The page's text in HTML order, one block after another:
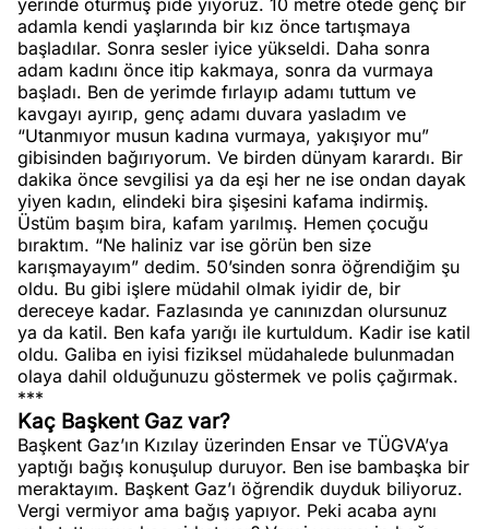
yerinde oturmuş pide yiyoruz. 10 metre ötede genç bir
adamla kendi yaşlarında bir kız önce tartışmaya
başladılar. Sonra sesler iyice yükseldi. Daha sonra
adam kadını önce itip kakmaya, sonra da vurmaya
başladı. Ben de yerimde fırlayıp adamı tuttum ve
kavgayı ayırıp, genç adamı duvara yasladım ve
“Utanmıyor musun kadına vurmaya, yakışıyor mu”
gibisinden bağırıyorum. Ve birden dünyam karardı. Bir
dakika önce sevgilisi ya da eşi her ne ise ondan dayak
yiyen kadın, elindeki bira şişesini kafama indirmiş.
Üstüm başım bira, kafam yarılmış. Hemen çocuğu
bıraktım. “Ne haliniz var ise görün ben size
karışmayayım” dedim. 50’sinden sonra öğrendiğim şu
oldu. Bu gibi işlere müdahil olmak iyidir de, bir
dereceye kadar. Fazlasında ye canınızdan olursunuz
ya da katil. Ben kafa yarığı ile kurtuldum. Kadir ise katil
oldu. Galiba en iyisi fiziksel müdahalede bulunmadan
olaya dahil olduğunuzu göstermek ve polis çağırmak.
***
Kaç Başkent Gaz var?
Başkent Gaz’ın Kızılay üzerinden Ensar ve TÜGVA’ya
yaptığı bağış konuşulup duruyor. Ben ise bambaşka bir
meraktayım. Başkent Gaz’ı öğrendik duyduk biliyoruz.
Vergi vermiyor ama bağış yapıyor. Peki acaba aynı